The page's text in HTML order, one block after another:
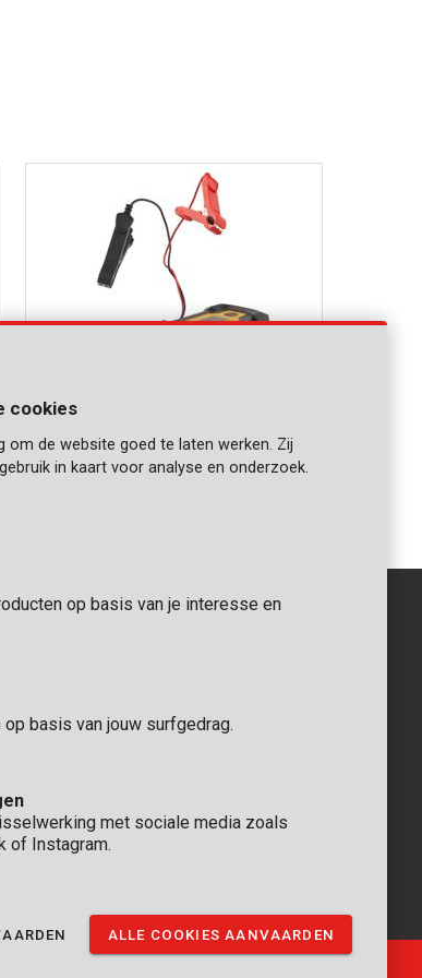
Slimme batterijlader 12V 120Ah
+32 (0)3 292 92 92
info@varo.com
support@varo.com
cookies
om de website goed te laten werken. Zij
in kaart voor analyse en onderzoek.
op basis van je interesse en
basis van jouw surfgedrag.
met sociale media zoals
of Instagram.
ALLE COOKIES AANVAARDEN